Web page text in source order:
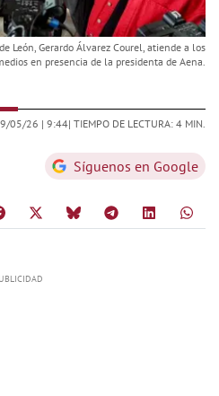
León, Gerardo Álvarez Courel, atiende a los
en presencia de la presidenta de Aena.
05/26 | 9:44| TIEMPO DE LECTURA: 4 MIN.
Síguenos en Google